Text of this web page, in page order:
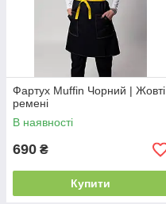
Фартух Muffin Чорний | Жовті
ремені
В наявності
690 ₴
Купити